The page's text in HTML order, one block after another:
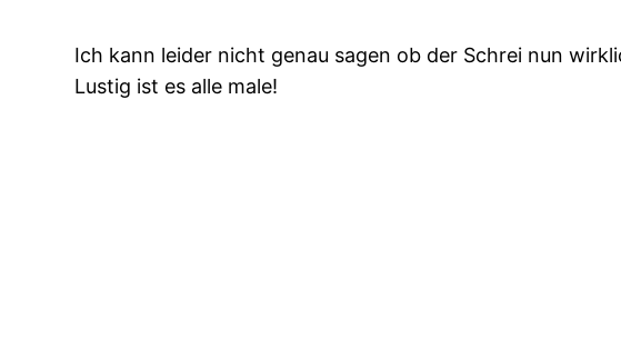
Ich kann leider nicht genau sagen ob der Schrei nun
Lustig ist es alle male!